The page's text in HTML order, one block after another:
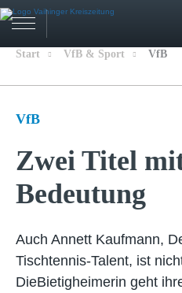
Start VfB & Sport VfB
VfB
Zwei Titel
Bedeutung
Auch Annett Kaufmann,
Tischtennis-Talent, ist
DieBietigheimerin geht